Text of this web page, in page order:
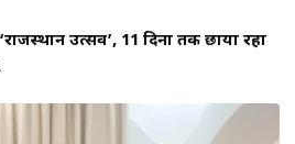
उत्सव’, 11 दिनों तक छाया रहा